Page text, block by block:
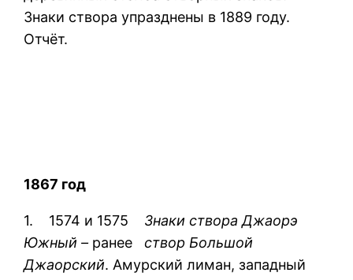
Знаки створа упразднены в 1889 году.
Отчёт.
1867 год
1. 1574 и 1575 Знаки створа Джаорэ
Южный – ранее створ Большой
Джаорский. Амурский лиман, западный